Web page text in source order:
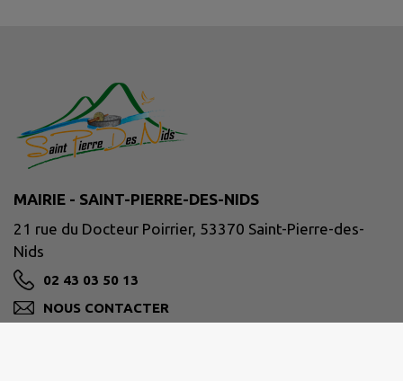
MAIRIE - SAINT-PIERRE-DES-NIDS
21 rue du Docteur Poirrier, 53370 Saint-Pierre-des-
Nids
02 43 03 50 13
NOUS CONTACTER